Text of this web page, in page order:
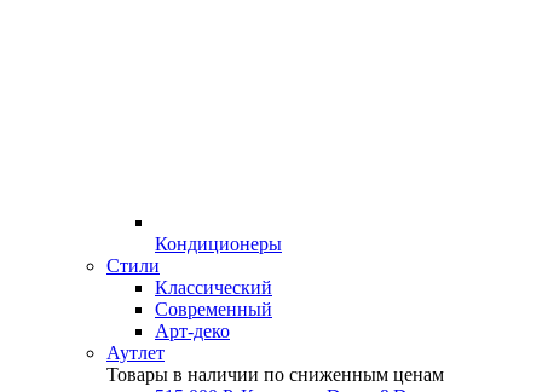
Кондиционеры
Стили
Классический
Современный
Арт-деко
Аутлет
Товары в наличии по сниженным ценам